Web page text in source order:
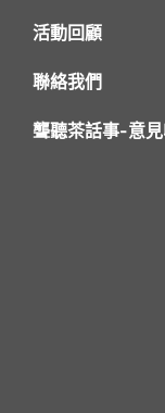
活動回顧
聯絡我們
聾聽茶話事-意